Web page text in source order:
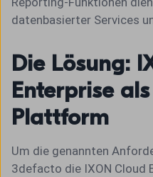
datenbasierter Services
Die Lösung:
Enterprise
Plattform
Um die genannten
3defacto die IXON Cloud